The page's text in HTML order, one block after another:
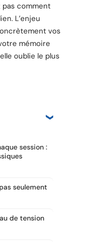
pas comment
L’enjeu
vos
mémoire
oublie le plus
session :
seulement
de tension